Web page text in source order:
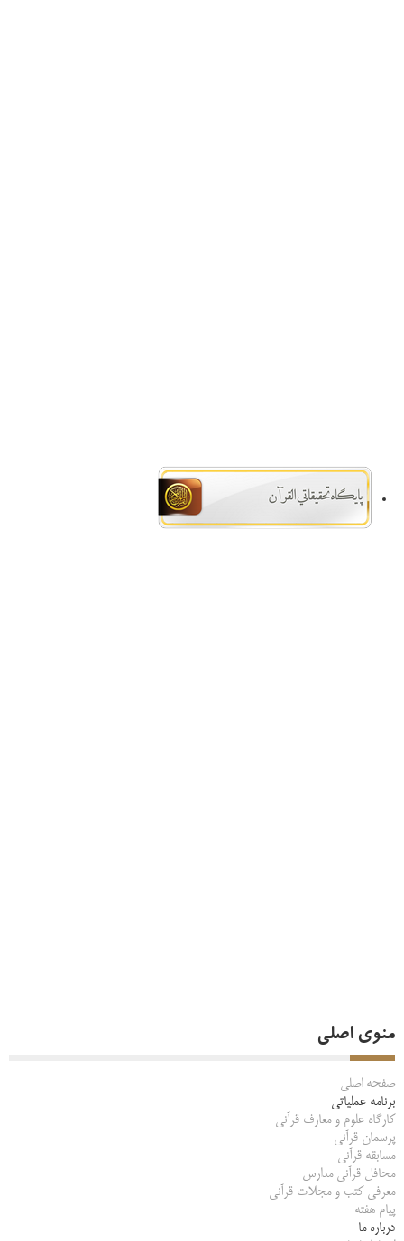
منوی اصلی
صفحه اصلی
برنامه عملیاتی
کارگاه علوم و معارف قرآنی
پرسمان قرآنی
مسابقه قرآنی
محافل قرآنی مدارس
معرفی کتب و مجلات قرآنی
پیام هفته
درباره ما